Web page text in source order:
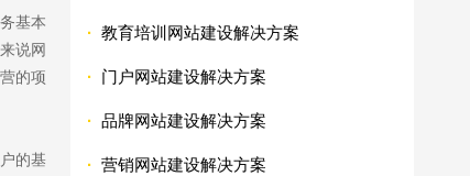
基本
说网
的项
的基
·教育培训网站建设解决方案
· 门户网站建设解决方案
·品牌网站建设解决方案
·营销网站建设解决方案